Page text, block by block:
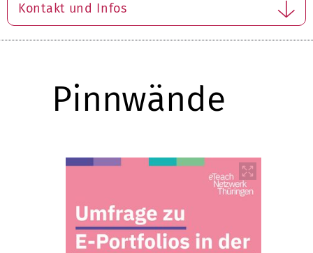
Kontakt und Infos
Pinnwände